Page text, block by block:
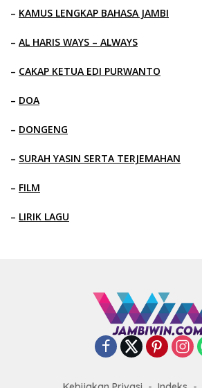
– KAMUS LENGKAP BAHASA JAMBI
– AL HARIS WAYS – ALWAYS
– CAKAP KETUA EDI PURWANTO
– DOA
– DONGENG
– SURAH YASIN SERTA TERJEMAHAN
– FILM
– LIRIK LAGU